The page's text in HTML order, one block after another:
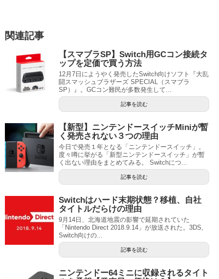
関連記事
【スマブラSP】Switch用GCコン接続タ
ップを定価で買う方法
12月7日にようやく発売したSwitch向けソフト『大乱
闘スマッシュブラザーズ SPECIAL（スマブラ
SP）』。GCコン難民が多数発生して...
記事を読む
【新型】ニンテンドースイッチMiniが暫
く発売されない３つの理由
今日で発売１年となる「ニンテンドースイッチ」。
度々噂に挙がる「新型ニンテンドースイッチ」が暫
く出ない理由をまとめてみる。 Switchにつ...
記事を読む
Switchはハード末期状態？移植、自社
タイトルだらけの理由
9月14日、北海道地震の影響で延期されていた
「Nintendo Direct 2018.9.14」が放送された。3DS,
Switch向けの...
記事を読む
ニンテンドー64ミニに収録されるタイト